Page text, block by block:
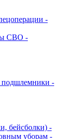
-
СВО -
подшлемники -
бейсболки) -
уборам -